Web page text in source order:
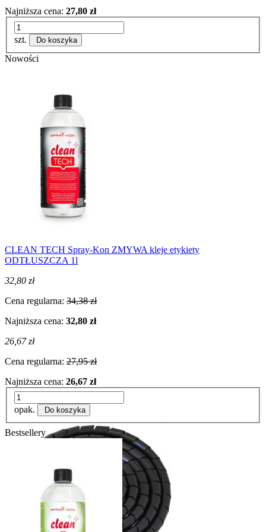
Najniższa cena: 27,80 zł
szt. Do koszyka
Nowości
CLEAN TECH Spray-Kon ZMYWA kleje etykiety
ODTŁUSZCZA 1l
32,80 zł
Cena regularna: 34,38 zł
Najniższa cena: 32,80 zł
26,67 zł
Cena regularna: 27,95 zł
Najniższa cena: 26,67 zł
opak. Do koszyka
Bestsellery